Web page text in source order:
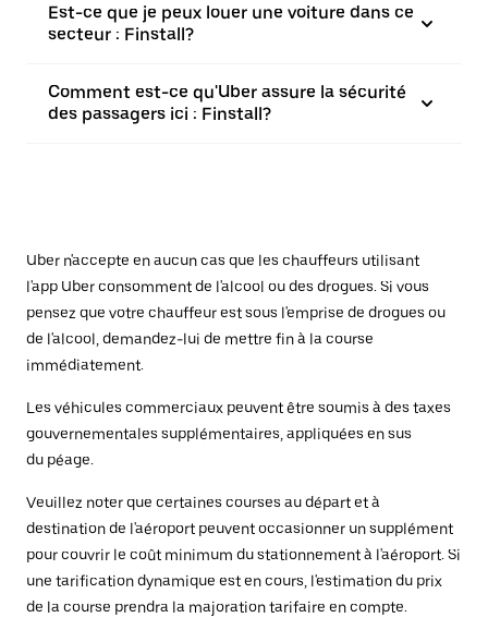
Est-ce que je peux louer une voiture dans ce
secteur : Finstall?
Comment est-ce qu'Uber assure la sécurité
des passagers ici : Finstall?
Uber n'accepte en aucun cas que les chauffeurs utilisant
l'app Uber consomment de l'alcool ou des drogues. Si vous
pensez que votre chauffeur est sous l'emprise de drogues ou
de l'alcool, demandez-lui de mettre fin à la course
immédiatement.
Les véhicules commerciaux peuvent être soumis à des taxes
gouvernementales supplémentaires, appliquées en sus
du péage.
Veuillez noter que certaines courses au départ et à
destination de l'aéroport peuvent occasionner un supplément
pour couvrir le coût minimum du stationnement à l'aéroport. Si
une tarification dynamique est en cours, l'estimation du prix
de la course prendra la majoration tarifaire en compte.